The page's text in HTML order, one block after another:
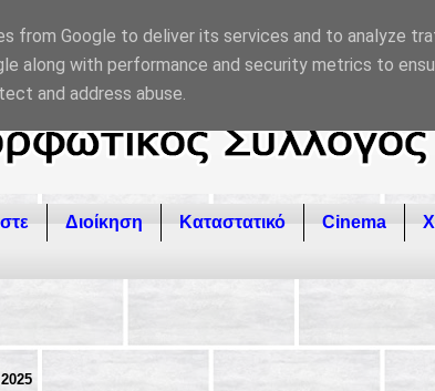
Διοίκηση Καταστατικό Cinema
from Google to deliver its services and to analyze
along with performance and security metrics to
and address abuse.